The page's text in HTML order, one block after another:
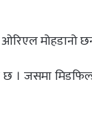
मोहडानो
जसमा